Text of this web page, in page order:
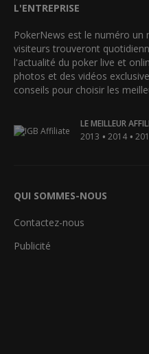
L'ENTREPRISE
PokerNews est le numéro
visiteurs trouveront
l'actualité du poker live et
photos et des vidéos
conseils pour choisir les
LE MEILLEUR
2013 • 2014 •
QUI SOMMES-NOUS
Contactez-nous
Publicité